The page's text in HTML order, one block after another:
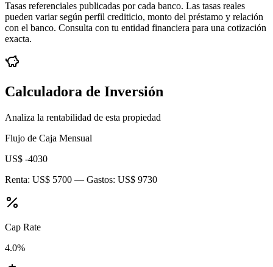
Tasas referenciales publicadas por cada banco. Las tasas reales
pueden variar según perfil crediticio, monto del préstamo y relación
con el banco. Consulta con tu entidad financiera para una cotización
exacta.
Calculadora de Inversión
Analiza la rentabilidad de esta propiedad
Flujo de Caja Mensual
US$ -4030
Renta: US$ 5700 — Gastos: US$ 9730
Cap Rate
4.0%